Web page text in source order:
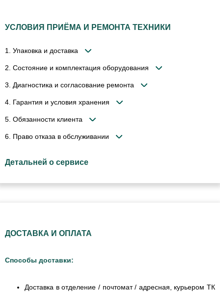
УСЛОВИЯ ПРИЁМА И РЕМОНТА ТЕХНИКИ
1. Упаковка и доставка
2. Состояние и комплектация оборудования
3. Диагностика и согласование ремонта
4. Гарантия и условия хранения
5. Обязанности клиента
6. Право отказа в обслуживании
Детальней о сервисе
ДОСТАВКА И ОПЛАТА
Способы доставки:
Доставка в отделение / почтомат / адресная, курьером ТК